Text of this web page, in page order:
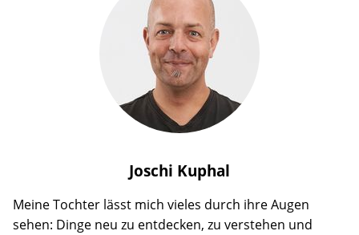
Joschi Kuphal
Meine Tochter lässt mich vieles durch ihre Augen
sehen: Dinge neu zu entdecken, zu verstehen und